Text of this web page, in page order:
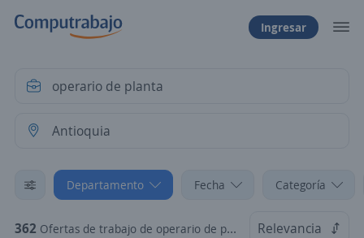
Ingresar
Departamento Fecha Categoría
362 Ofertas de trabajo de operario de planta en Antioquia Relevancia